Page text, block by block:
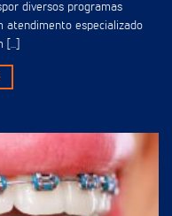
diversos programas
atendimento especializado